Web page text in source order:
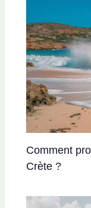
Comment
Crète ?